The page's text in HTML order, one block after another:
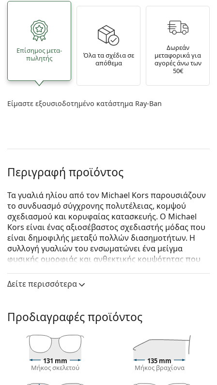
Επίσημος μετα­
πωλητής
Όλα τα σχέδια σε
απόθεμα
Δωρεάν
μεταφορικά για
αγορές άνω των
50€
Είμαστε εξουσιοδοτημένο κατάστημα Ray-Ban
Περιγραφή προϊόντος
Τα γυαλιά ηλίου από τον Michael Kors παρουσιάζουν
το συνδυασμό σύγχρονης πολυτέλειας, κομψού
σχεδιασμού και κορυφαίας κατασκευής. Ο Michael
Kors είναι ένας αξιοσέβαστος σχεδιαστής μόδας που
είναι δημοφιλής μεταξύ πολλών διασημοτήτων. Η
συλλογή γυαλιών του ενσωματώνει ένα μείγμα
φυσικής ομορφιάς και ανθεκτικής κομψότητας που
αγαπούν τον εξαιρετικό συνδυασμό μοναδικού στυλ,
χρωμάτων και ποιοτικών υλικών.
γυναικεία γυαλιά ηλίου.
Δείτε πώς φαίνονται πάνω σας αυτά τα γυαλιά ηλίου
με τη λειτουργία του Εικονικού καθρέφτη του
Lentiamo.
Σκελετός γυαλιών ηλίου
Δείτε περισσότερα
Προδιαγραφές προϊόντος
131 mm
Μήκος σκελετού
135 mm
Μήκος βραχίονα